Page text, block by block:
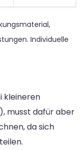
Individuelle
kleineren
musst dafür aber
da sich